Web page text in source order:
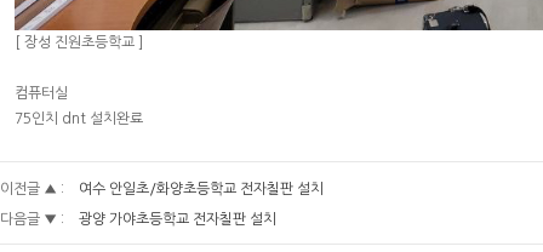
[ 장성 진원초등학교 ]
컴퓨터실
75인치 dnt 설치완료
이전글 ▲ : 여수 안일초/화양초등학교 전자칠판 설치
다음글 ▼ : 광양 가야초등학교 전자칠판 설치